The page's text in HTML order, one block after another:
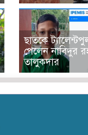
ছাতকে
পেলেন নাবিদুর
তালুকদার